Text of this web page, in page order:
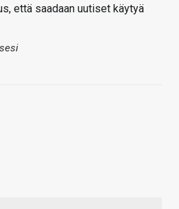
että saadaan uutiset käytyä